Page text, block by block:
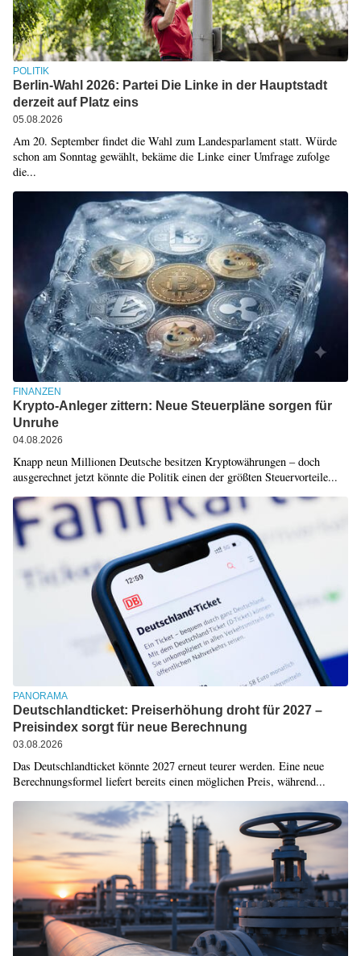
POLITIK
Berlin-Wahl 2026: Partei Die Linke in der Hauptstadt
derzeit auf Platz eins
05.08.2026
Am 20. September findet die Wahl zum Landesparlament statt. Würde
schon am Sonntag gewählt, bekäme die Linke einer Umfrage zufolge
die...
FINANZEN
Krypto-Anleger zittern: Neue Steuerpläne sorgen für
Unruhe
04.08.2026
Knapp neun Millionen Deutsche besitzen Kryptowährungen – doch
ausgerechnet jetzt könnte die Politik einen der größten Steuervorteile...
PANORAMA
Deutschlandticket: Preiserhöhung droht für 2027 –
Preisindex sorgt für neue Berechnung
03.08.2026
Das Deutschlandticket könnte 2027 erneut teurer werden. Eine neue
Berechnungsformel liefert bereits einen möglichen Preis, während...